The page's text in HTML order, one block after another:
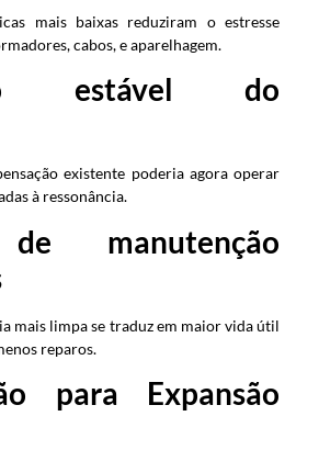
mais baixas reduziram o estresse
cabos, e aparelhagem.
estável do
existente poderia agora operar
à ressonância.
manutenção
mais limpa se traduz em maior vida útil
reparos.
para Expansão